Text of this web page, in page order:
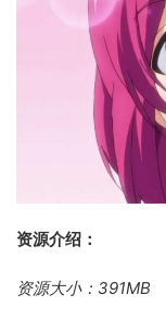
资源介绍：
资源大小：391MB